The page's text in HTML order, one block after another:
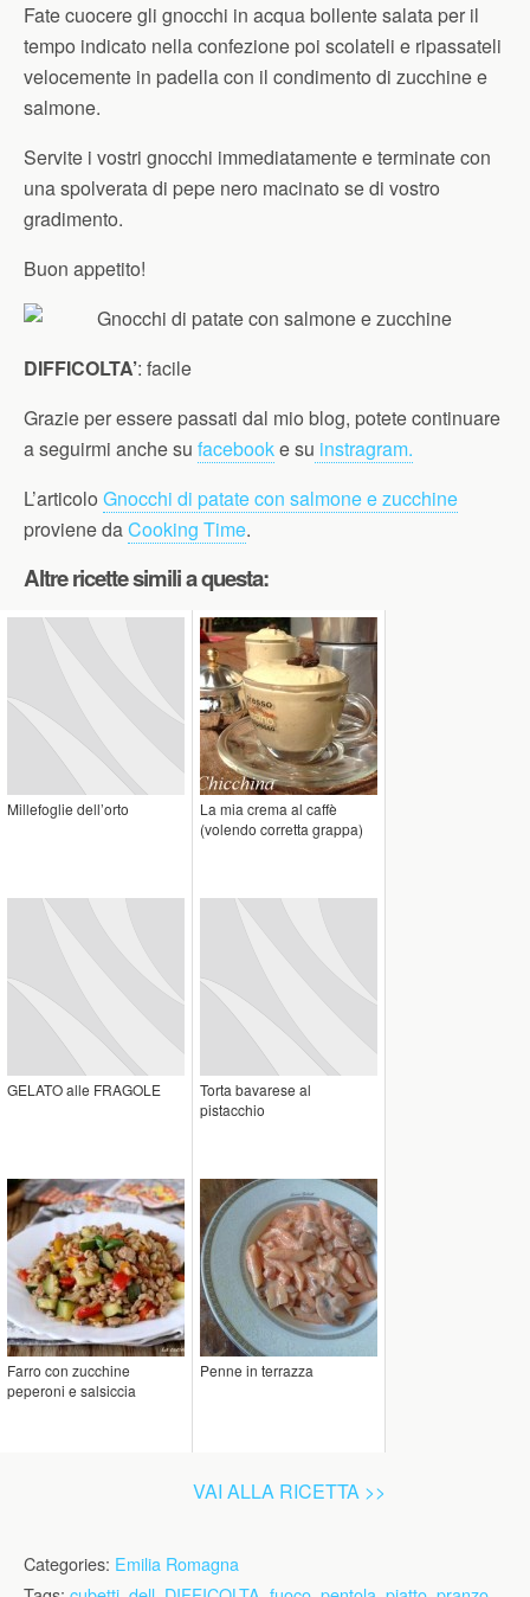
Fate cuocere gli gnocchi in acqua bollente salata per il
tempo indicato nella confezione poi scolateli e ripassateli
velocemente in padella con il condimento di zucchine e
salmone.
Servite i vostri gnocchi immediatamente e terminate con
una spolverata di pepe nero macinato se di vostro
gradimento.
Buon appetito!
DIFFICOLTA’: facile
Grazie per essere passati dal mio blog, potete continuare
a seguirmi anche su facebooke su instragram.
L’articolo Gnocchi di patate con salmone e zucchine
proviene daCooking Time.
Altre ricette simili a questa:
Millefoglie dell’orto
La mia crema al caffè
(volendo corretta grappa)
GELATO alle FRAGOLE
Torta bavarese al
pistacchio
Farro con zucchine
peperoni e salsiccia
Penne in terrazza
VAI ALLA RICETTA >>
Categories: Emilia Romagna